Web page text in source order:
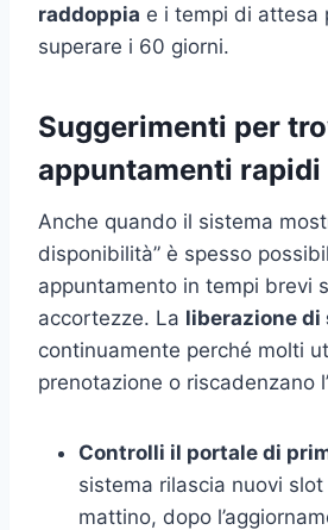
raddoppia e i tempi di attesa
superare i 60 giorni.
Suggerimenti per
appuntamenti rapidi
Anche quando il sistema
disponibilità” è spesso
appuntamento in tempi brevi
accortezze. La liberazione di
continuamente perché molti
prenotazione o riscadenzano
Controlli il portale di
sistema rilascia nuovi
mattino, dopo